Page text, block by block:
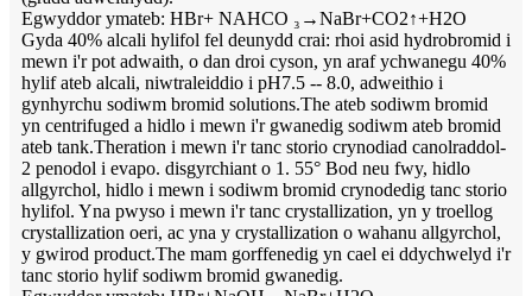
Egwyddor ymateb: HBr+ NAHCO ₃→NaBr+CO2↑+H2O
Gyda 40% alcali hylifol fel deunydd crai: rhoi asid hydrobromid i
mewn i'r pot adwaith, o dan droi cyson, yn araf ychwanegu 40%
hylif ateb alcali, niwtraleiddio i pH7.5 -- 8.0, adweithio i
gynhyrchu sodiwm bromid solutions.The ateb sodiwm bromid
yn centrifuged a hidlo i mewn i'r gwanedig sodiwm ateb bromid
ateb tank.Theration i mewn i'r tanc storio crynodiad canolraddol-
2 penodol i evapo. disgyrchiant o 1. 55° Bod neu fwy, hidlo
allgyrchol, hidlo i mewn i sodiwm bromid crynodedig tanc storio
hylifol. Yna pwyso i mewn i'r tanc crystallization, yn y troellog
crystallization oeri, ac yna y crystallization o wahanu allgyrchol,
y gwirod product.The mam gorffenedig yn cael ei ddychwelyd i'r
tanc storio hylif sodiwm bromid gwanedig.